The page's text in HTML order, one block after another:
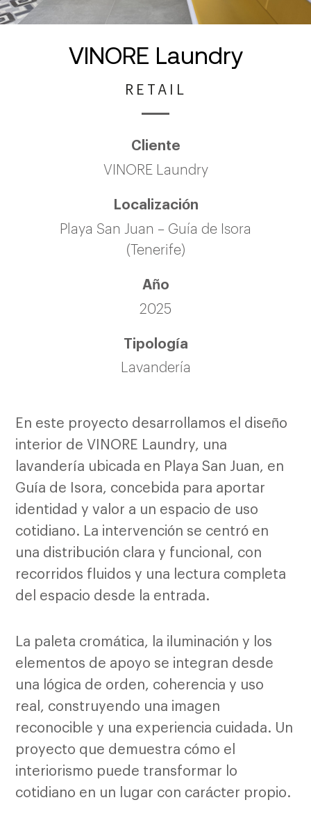
VINORE Laundry
RETAIL
Cliente
VINORE Laundry
Localización
Playa San Juan – Guía de Isora
(Tenerife)
Año
2025
Tipología
Lavandería
En este proyecto desarrollamos el diseño
interior de VINORE Laundry, una
lavandería ubicada en Playa San Juan, en
Guía de Isora, concebida para aportar
identidad y valor a un espacio de uso
cotidiano. La intervención se centró en
una distribución clara y funcional, con
recorridos fluidos y una lectura completa
del espacio desde la entrada.
La paleta cromática, la iluminación y los
elementos de apoyo se integran desde
una lógica de orden, coherencia y uso
real, construyendo una imagen
reconocible y una experiencia cuidada. Un
proyecto que demuestra cómo el
interiorismo puede transformar lo
cotidiano en un lugar con carácter propio.